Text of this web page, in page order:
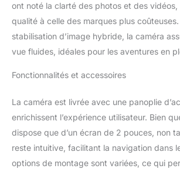
aventures
capturer
détails vivants
【Stabilisation
SuperSmooth
est équipée de
SuperSmooth,
technologie
avancée pour
résiste aux
aux vibrations
ont noté la clarté des photos et des vidéos,
qualité à celle des marques plus
stabilisation d’image hybride, la caméra
vue fluides, idéales pour les aventures en
Fonctionnalités et accessoires
La caméra est livrée avec une panoplie
enrichissent l’expérience utilisateur. Bien
dispose que d’un écran de 2 pouces, non
reste intuitive, facilitant la navigation dans
options de montage sont variées, ce qui